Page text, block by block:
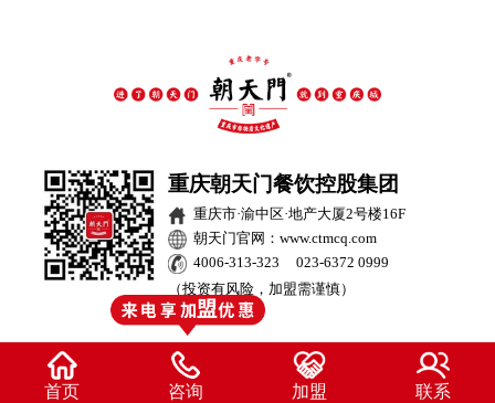
重庆朝天门餐饮控股集团
重庆市·渝中区·地产大厦2号楼16F
朝天门官网：www.ctmcq.com
4006-313-323 023-6372 0999
（投资有风险，加盟需谨慎）
首页 咨询 加盟 联系